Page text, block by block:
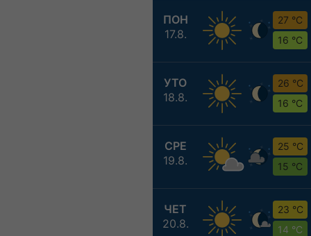
ПОН
17.8.
27 °C
16 °C
УТО
18.8.
26 °C
16 °C
СРЕ
19.8.
25 °C
15 °C
ЧЕТ
20.8.
23 °C
14 °C